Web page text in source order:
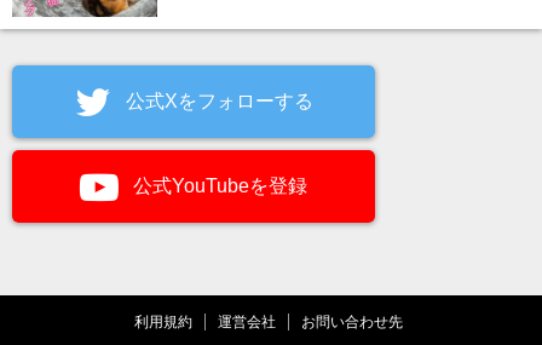
公式Xをフォローする
公式YouTubeを登録
利用規約 運営会社
お問い合わせ先